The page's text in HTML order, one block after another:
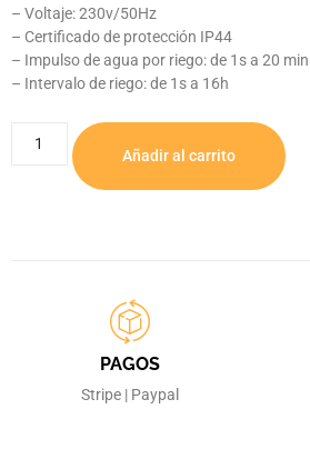
– Voltaje: 230v/50Hz
– Certificado de protección IP44
– Impulso de agua por riego: de 1s a 20 min
– Intervalo de riego: de 1s a 16h
Añadir al carrito
PAGOS
Stripe | Paypal